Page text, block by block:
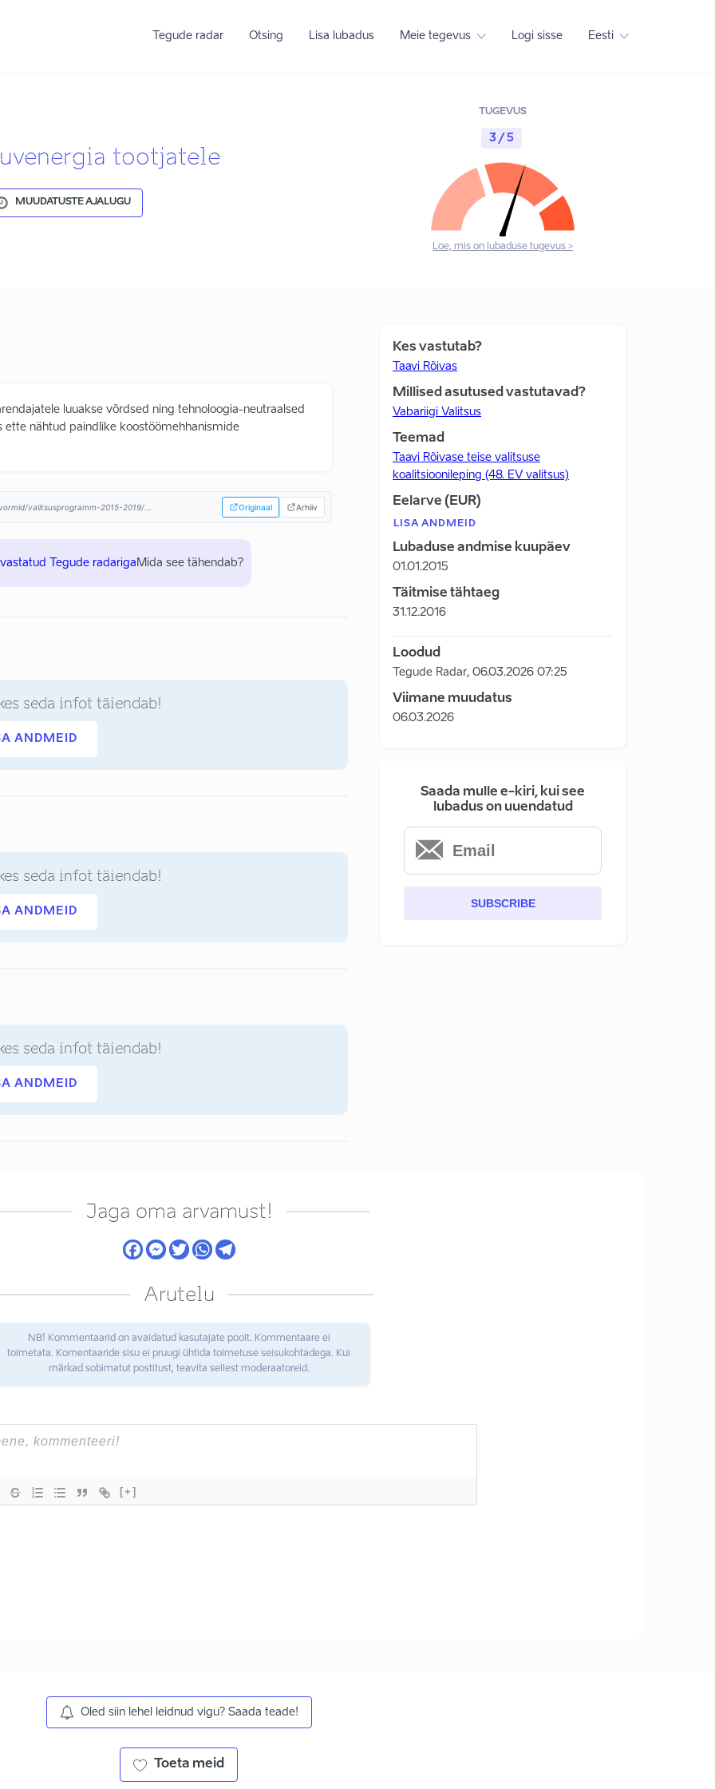
Tegude radar Otsing Lisa lubadus Meie tegevus Logi sisse Eesti
tootjatele
MUUDATUSTE AJALUGU
TUGEVUS
3 / 5
Loe, mis on lubaduse tugevus >
luuakse võrdsed ning tehnoloogia-neutraalsed
nähtud paindlike koostöömehhanismide
valitsusprogramm-2015-2019/... Originaal Arhiiv
Tegude radariga Mida see tähendab?
seda infot täiendab!
ANDMEID
seda infot täiendab!
ANDMEID
seda infot täiendab!
ANDMEID
Kes vastutab?
Taavi Rõivas
Millised asutused vastutavad?
Vabariigi Valitsus
Teemad
Taavi Rõivase teise valitsuse
koalitsioonileping (48. EV valitsus)
Eelarve (EUR)
LISA ANDMEID
Lubaduse andmise kuupäev
01.01.2015
Täitmise tähtaeg
31.12.2016
Loodud
Tegude Radar, 06.03.2026 07:25
Viimane muudatus
06.03.2026
Saada mulle e-kiri, kui see
lubadus on uuendatud
SUBSCRIBE
Jaga oma arvamust!
Arutelu
NB! Kommentaarid on avaldatud kasutajate poolt. Kommentaare ei
toimetata. Komentaaride sisu ei pruugi ühtida toimetuse seisukohtadega. Kui
märkad sobimatut postitust, teavita sellest moderaatoreid.
[+]
Oled siin lehel leidnud vigu? Saada teade!
Toeta meid